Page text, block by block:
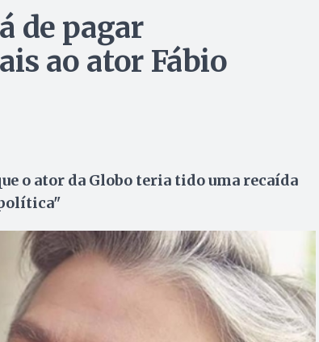
de pagar
ao ator Fábio
o ator da Globo teria tido uma recaída